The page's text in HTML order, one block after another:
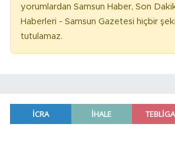
yorumlardan Samsun Haber, Son
Haberleri - Samsun Gazetesi hiçbir
tutulamaz.